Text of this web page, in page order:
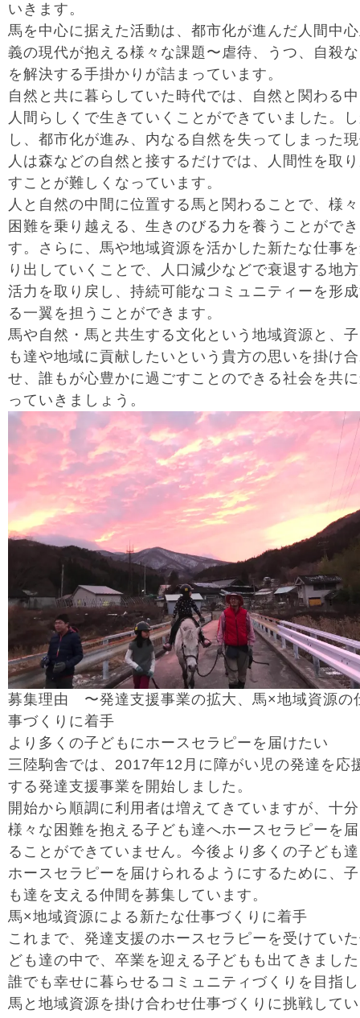
いきます。
馬を中心に据えた活動は、都市化が進んだ人間中
義の現代が抱える様々な課題〜虐待、うつ、自殺
を解決する手掛かりが詰まっています。
自然と共に暮らしていた時代では、自然と関わる
人間らしくで生きていくことができていました。
し、都市化が進み、内なる自然を失ってしまった
人は森などの自然と接するだけでは、人間性を取
すことが難しくなっています。
人と自然の中間に位置する馬と関わることで、様
困難を乗り越える、生きのびる力を養うことがで
す。さらに、馬や地域資源を活かした新たな仕事
り出していくことで、人口減少などで衰退する地
活力を取り戻し、持続可能なコミュニティーを形
る一翼を担うことができます。
馬や自然・馬と共生する文化という地域資源と、
も達や地域に貢献したいという貴方の思いを掛け
せ、誰もが心豊かに過ごすことのできる社会を共
っていきましょう。
募集理由 〜発達支援事業の拡大、馬×地域資源の
事づくりに着手
より多くの子どもにホースセラピーを届けたい
三陸駒舎では、2017年12月に障がい児の発達を応
する発達支援事業を開始しました。
開始から順調に利用者は増えてきていますが、十
様々な困難を抱える子ども達へホースセラピーを
ることができていません。今後より多くの子ども
ホースセラピーを届けられるようにするために、
も達を支える仲間を募集しています。
馬×地域資源による新たな仕事づくりに着手
これまで、発達支援のホースセラピーを受けてい
ども達の中で、卒業を迎える子どもも出てきまし
誰でも幸せに暮らせるコミュニティづくりを目指
馬と地域資源を掛け合わせ仕事づくりに挑戦して